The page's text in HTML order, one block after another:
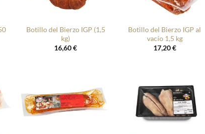
Botillo del Bierzo IGP (1,5
kg)
16,60€
Botillo del Bierzo IGP al
vacío 1,5 kg
17,20€